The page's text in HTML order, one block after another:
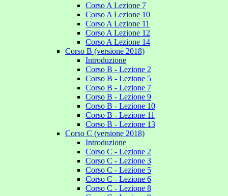
Corso A Lezione 7
Corso A Lezione 10
Corso A Lezione 11
Corso A Lezione 12
Corso A Lezione 14
Corso B (versione 2018)
Introduzione
Corso B - Lezione 2
Corso B - Lezione 5
Corso B - Lezione 7
Corso B - Lezione 9
Corso B - Lezione 10
Corso B - Lezione 11
Corso B - Lezione 13
Corso C (versione 2018)
Introduzione
Corso C - Lezione 2
Corso C - Lezione 3
Corso C - Lezione 5
Corso C - Lezione 6
Corso C - Lezione 8